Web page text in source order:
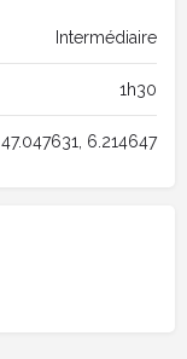
Intermédiaire
1h30
47.047631, 6.214647